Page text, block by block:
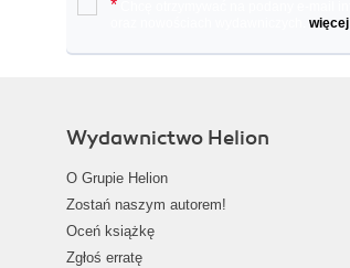
*
więcej
Wydawnictwo Helion
O Grupie Helion
Zostań naszym autorem!
Oceń książkę
Zgłoś erratę